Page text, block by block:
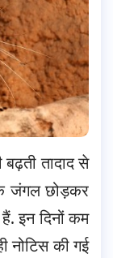
बढ़ती तादाद से
जंगल छोड़कर
इन दिनों कम
नोटिस की गई